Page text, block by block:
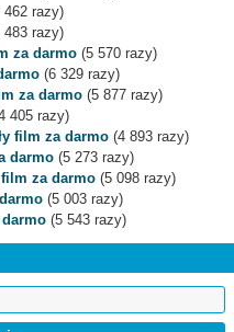
462 razy)
483 razy)
za darmo (5 570 razy)
(6 329 razy)
za darmo (5 877 razy)
405 razy)
film za darmo (4 893 razy)
darmo (5 273 razy)
film za darmo (5 098 razy)
(5 003 razy)
darmo (5 543 razy)